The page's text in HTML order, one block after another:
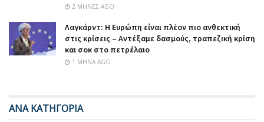
2 ΜΉΝΕΣ AGO
Λαγκάρντ: Η Ευρώπη είναι πλέον πιο ανθεκτική
στις κρίσεις – Αντέξαμε δασμούς, τραπεζική κρίση
και σοκ στο πετρέλαιο
1 ΜΉΝΑ AGO
ΑΝΑ ΚΑΤΗΓΟΡΙΑ